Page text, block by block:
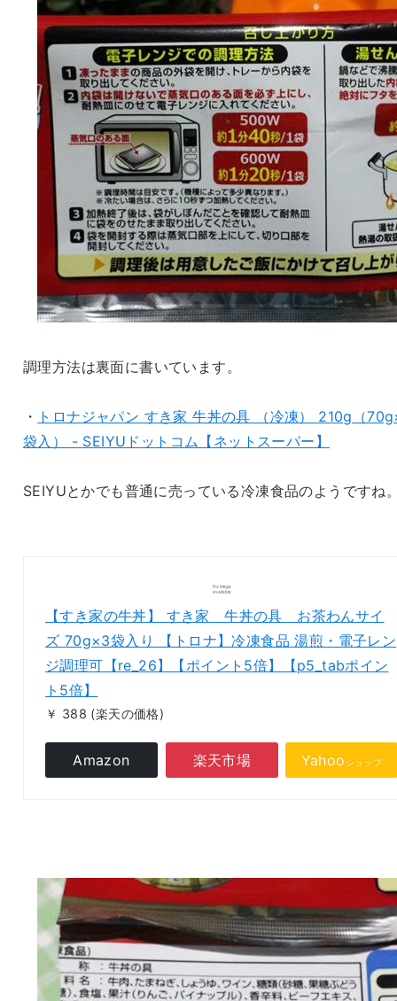
調理方法は裏面に書いています。
・ トロナジャパン すき家 牛丼の具 （冷凍） 210g（
袋入） - SEIYUドットコム【ネットスーパー】
SEIYUとかでも普通に売っている冷凍食品のようですね
【すき家の牛丼】 すき家 牛丼の具 お茶わんサイ
ズ 70g×3袋入り 【トロナ】冷凍食品 湯煎・電子レン
ジ調理可【re_26】【ポイント5倍】【p5_tabポイン
ト5倍】
￥ 388 (楽天の価格)
Amazon 楽天市場 Yahoo ショップ